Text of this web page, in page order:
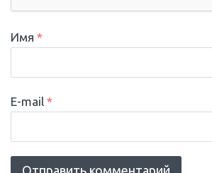
Имя *
E-mail *